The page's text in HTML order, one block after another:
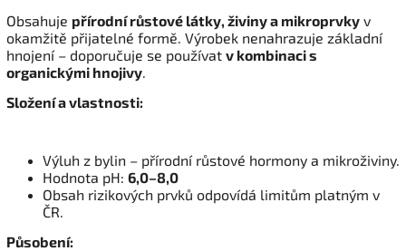
Obsahuje přírodní růstové látky, živiny a mikroprvky v
okamžitě přijatelné formě. Výrobek nenahrazuje základní
hnojení – doporučuje se používat v kombinaci s
organickými hnojivy.
Složení a vlastnosti:
Výluh z bylin – přírodní růstové hormony a mikroživiny.
Hodnota pH: 6,0–8,0
Obsah rizikových prvků odpovídá limitům platným v
ČR.
Působení: